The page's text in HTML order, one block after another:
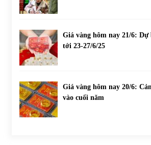
Giá vàng hôm nay 21/6: Dự
tới 23-27/6/25
Giá vàng hôm nay 20/6:
vào cuối năm